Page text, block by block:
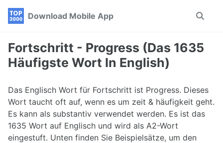
Skip
navigation
Skip
Skip
Download Mobile App
Toggle
Fortschritt - Progress (Das 1635
Häufigste Wort In English)
Das Englisch Wort für Fortschritt ist Progress. Dieses
Wort taucht oft auf, wenn es um zeit & häufigkeit geht.
Es kann als substantiv verwendet werden. Es ist das
1635 Wort auf Englisch und wird als A2-Wort
eingestuft. Unten finden Sie Beispielsätze, um den